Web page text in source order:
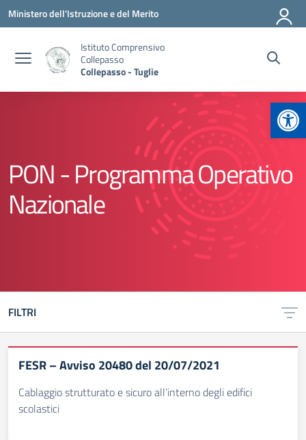
Vai ai contenuti
Vai al menu di navigazione
Vai al footer
Ministero dell'Istruzione e del Merito
Istituto Comprensivo
Collepasso
Collepasso - Tuglie
PON - Programma Operativo
Nazionale
FILTRI
FESR – Avviso 20480 del 20/07/2021
Cablaggio strutturato e sicuro all’interno degli edifici
scolastici